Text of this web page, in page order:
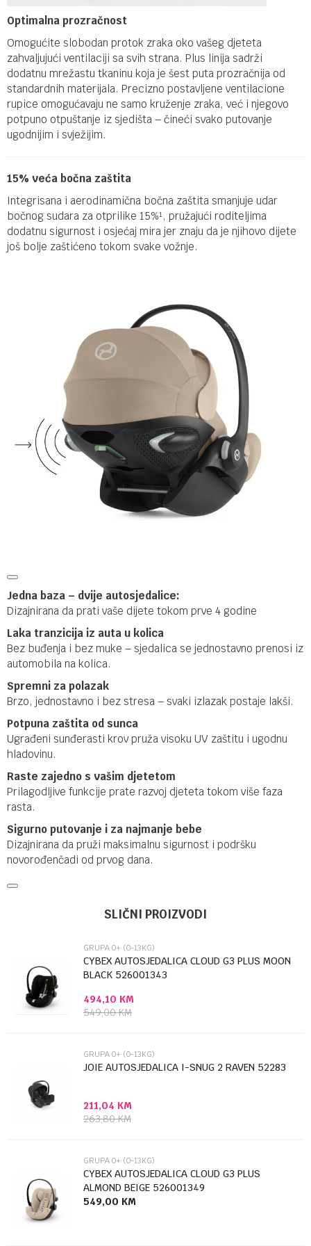
Optimalna prozračnost
Omogućite slobodan protok zraka oko vašeg djeteta
zahvaljujući ventilaciji sa svih strana. Plus linija sadrži
dodatnu mrežastu tkaninu koja je šest puta prozračnija od
standardnih materijala. Precizno postavljene ventilacione
rupice omogućavaju ne samo kruženje zraka, već i njegovo
potpuno otpuštanje iz sjedišta – čineći svako putovanje
ugodnijim i svježijim.
15% veća bočna zaštita
Integrisana i aerodinamična bočna zaštita smanjuje udar
bočnog sudara za otprilike 15%¹, pružajući roditeljima
dodatnu sigurnost i osjećaj mira jer znaju da je njihovo dijete
još bolje zaštićeno tokom svake vožnje.
Jedna baza – dvije autosjedalice:
Dizajnirana da prati vaše dijete tokom prve 4 godine
Laka tranzicija iz auta u kolica
Bez buđenja i bez muke – sjedalica se jednostavno prenosi iz
automobila na kolica.
Spremni za polazak
Brzo, jednostavno i bez stresa – svaki izlazak postaje lakši.
Potpuna zaštita od sunca
Ugrađeni sunđerasti krov pruža visoku UV zaštitu i ugodnu
hladovinu.
Raste zajedno s vašim djetetom
Prilagodljive funkcije prate razvoj djeteta tokom više faza
rasta.
Sigurno putovanje i za najmanje bebe
Dizajnirana da pruži maksimalnu sigurnost i podršku
novorođenčadi od prvog dana.
Grupa 0+ (0-13kg)
Poruka
Anti-spam zaštita - izračunajte koliko je 4 + 1 :
SLIČNI PROIZVODI
GRUPA 0+ (0-13KG)
CYBEX AUTOSJEDALICA CLOUD G3 PLUS MOON
BLACK 526001343
494,10 KM
549,00KM
GRUPA 0+ (0-13KG)
JOIE AUTOSJEDALICA I-SNUG 2 RAVEN 52283
211,04 KM
263,80KM
GRUPA 0+ (0-13KG)
CYBEX AUTOSJEDALICA CLOUD G3 PLUS
ALMOND BEIGE 526001349
549,00 KM